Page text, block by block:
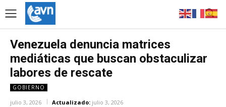
Venezuela denuncia matrices
mediáticas que buscan obstaculizar
labores de rescate
GOBIERNO
julio 3, 2026 Actualizado: julio 3, 2026